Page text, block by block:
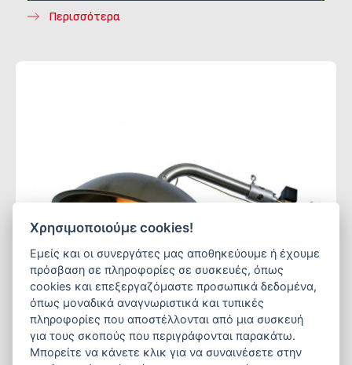
Περισσότερα
Χρησιμοποιούμε cookies!
Εμείς και οι συνεργάτες μας αποθηκεύουμε ή έχουμε
πρόσβαση σε πληροφορίες σε συσκευές, όπως
cookies και επεξεργαζόμαστε προσωπικά δεδομένα,
όπως μοναδικά αναγνωριστικά και τυπικές
πληροφορίες που αποστέλλονται από μια συσκευή
για τους σκοπούς που περιγράφονται παρακάτω.
Μπορείτε να κάνετε κλικ για να συναινέσετε στην